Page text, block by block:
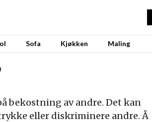
Sofa Kjøkken Maling
bekostning av andre. Det kan
eller diskriminere andre. Å